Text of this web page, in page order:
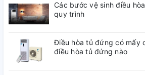
Các bước vệ sinh điều
quy trình
Điều hòa tủ đứng có mấy
điều hòa tủ đứng nào